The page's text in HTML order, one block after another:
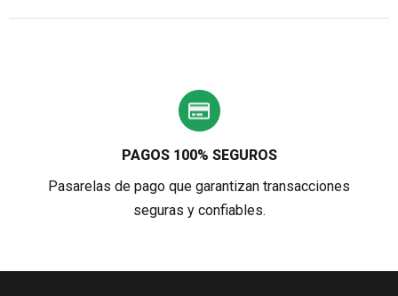
PAGOS 100% SEGUROS
Pasarelas de pago que garantizan transacciones
seguras y confiables.